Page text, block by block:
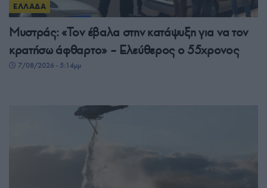
ΕΛΛΑΔΑ
Μυστράς: «Τον έβαλα στην κατάψυξη για να τον
κρατήσω άφθαρτο» – Ελεύθερος ο 55χρονος
7/08/2026 - 5:14μμ